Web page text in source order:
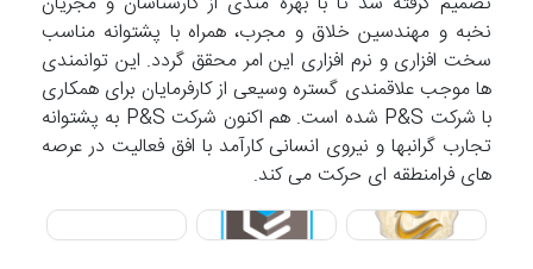
نخبه و مهندسین خلاق و مجرب، همراه با پشتوانه مناسب
سخت افزاری و نرم افزاری این امر محقق گردد. این توانمندی
ها موجب علاقمندی گستره وسیعی از کارفرمایان برای همکاری
با شرکت P&S شده است. هم اکنون شرکت P&S به پشتوانه
تجارب گرانبها و نیروی انسانی کارآمد با افق فعالیت در عرصه
های فرامنطقه ای حرکت می کند.